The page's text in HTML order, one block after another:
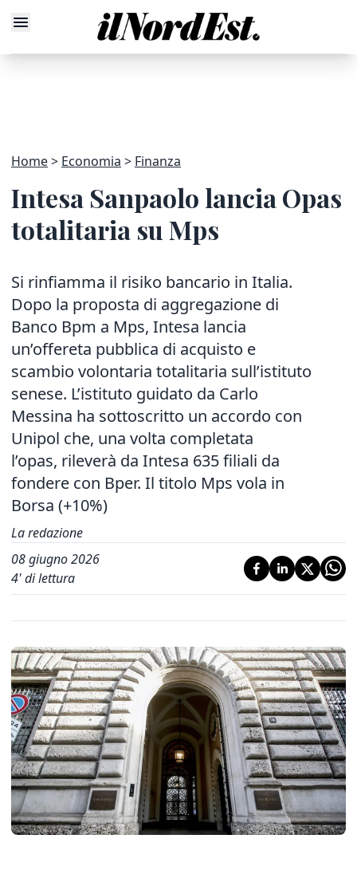
Home Economia Finanza
Intesa Sanpaolo lancia Opas
totalitaria su Mps
Si rinfiamma il risiko bancario in Italia.
Dopo la proposta di aggregazione di
Banco Bpm a Mps, Intesa lancia
un’offereta pubblica di acquisto e
scambio volontaria totalitaria sull’istituto
senese. L’istituto guidato da Carlo
Messina ha sottoscritto un accordo con
Unipol che, una volta completata
l’opas, rileverà da Intesa 635 filiali da
fondere con Bper. Il titolo Mps vola in
Borsa (+10%)
La redazione
08 giugno 2026
4' di lettura